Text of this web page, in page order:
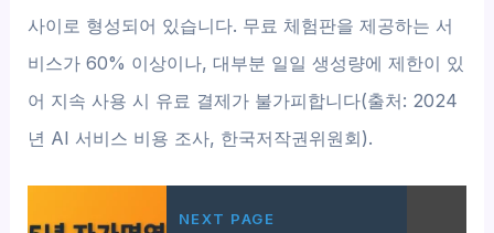
사이로 형성되어 있습니다. 무료 체험판을 제공하는 서
비스가 60% 이상이나, 대부분 일일 생성량에 제한이 있
어 지속 사용 시 유료 결제가 불가피합니다(출처: 2024
년 AI 서비스 비용 조사, 한국저작권위원회).
NEXT PAGE